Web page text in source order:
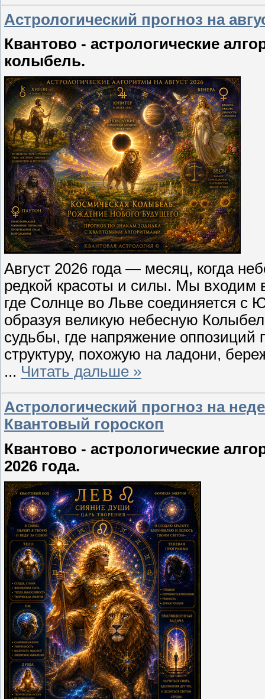
Астрологический прогноз на
Квантово - астрологические
колыбель.
Август 2026 года — месяц, когда
редкой красоты и силы. Мы входим
где Солнце во Льве соединяется
образуя великую небесную
судьбы, где напряжение
структуру, похожую на ладони,
... Читать дальше »
Астрологический прогноз на
Квантовый гороскоп
Квантово - астрологические
2026 года.